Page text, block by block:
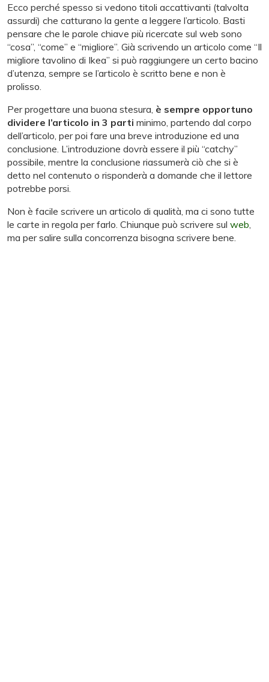
Ecco perché spesso si vedono titoli accattivanti (talvolta
assurdi) che catturano la gente a leggere l’articolo. Basti
pensare che le parole chiave più ricercate sul web sono
“cosa”, “come” e “migliore”. Già scrivendo un articolo come “Il
migliore tavolino di Ikea” si può raggiungere un certo bacino
d’utenza, sempre se l’articolo è scritto bene e non è
prolisso.
Per progettare una buona stesura, è sempre opportuno
dividere l’articolo in 3 parti minimo, partendo dal corpo
dell’articolo, per poi fare una breve introduzione ed una
conclusione. L’introduzione dovrà essere il più “catchy”
possibile, mentre la conclusione riassumerà ciò che si è
detto nel contenuto o risponderà a domande che il lettore
potrebbe porsi.
Non è facile scrivere un articolo di qualità, ma ci sono tutte
le carte in regola per farlo. Chiunque può scrivere sul web
ma per salire sulla concorrenza bisogna scrivere bene.